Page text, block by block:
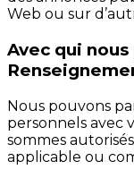
Web ou sur
Avec qui
Nous pouvons
personnels avec
sommes
applicable ou